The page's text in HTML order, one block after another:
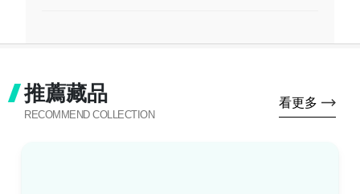
推薦藏品
RECOMMEND COLLECTION
看更多